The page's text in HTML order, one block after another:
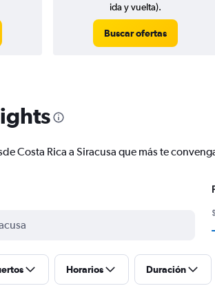
ida y vuelta).
Buscar ofertas
Costa Rica a Siracusa que más te
Horarios Duración